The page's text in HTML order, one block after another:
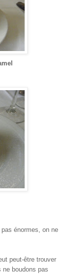
énormes, on ne
peut-être trouver
ne boudons pas